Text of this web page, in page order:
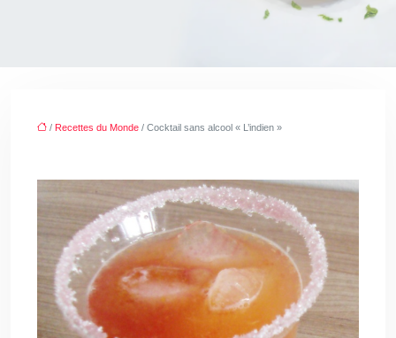
/ Recettes du Monde / Cocktail sans alcool « L’indien »